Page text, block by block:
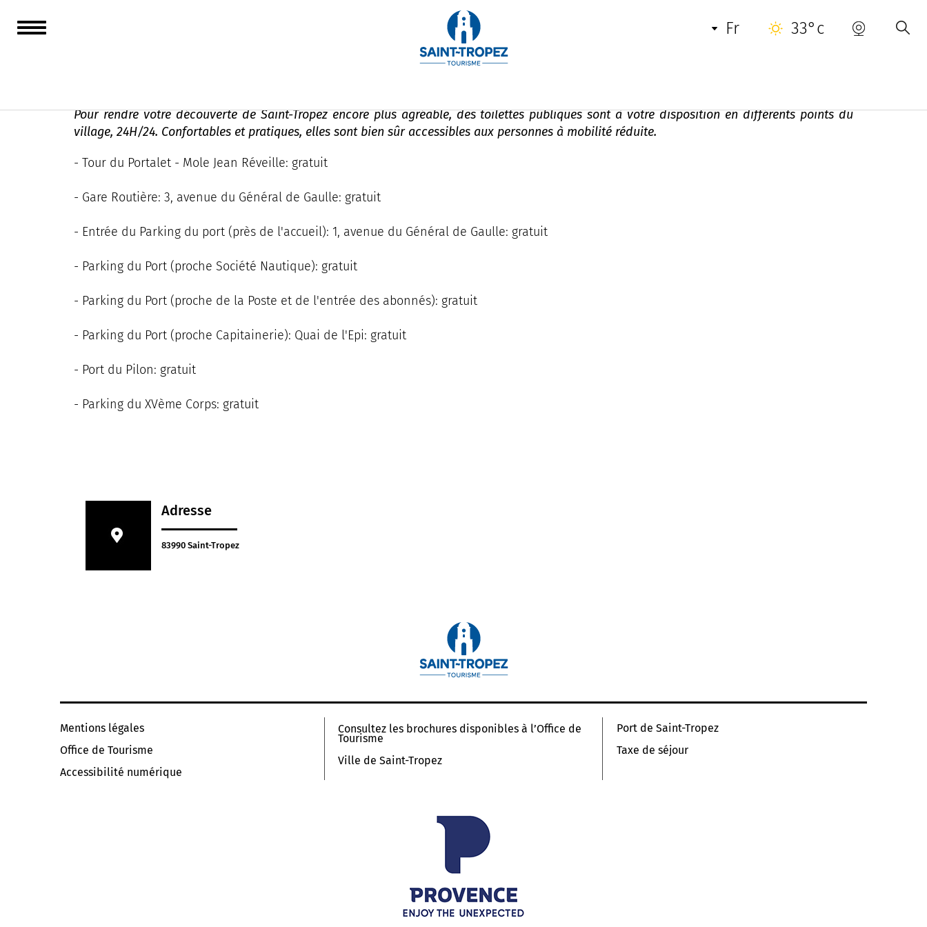
fr 33°c
Pour rendre votre découverte de Saint-Tropez encore plus agréable, des toilettes publiques sont à votre disposition en différents points du
village, 24H/24. Confortables et pratiques, elles sont bien sûr accessibles aux personnes à mobilité réduite.
- Tour du Portalet - Mole Jean Réveille: gratuit
- Gare Routière: 3, avenue du Général de Gaulle: gratuit
- Entrée du Parking du port (près de l'accueil): 1, avenue du Général de Gaulle: gratuit
- Parking du Port (proche Société Nautique): gratuit
- Parking du Port (proche de la Poste et de l'entrée des abonnés): gratuit
- Parking du Port (proche Capitainerie): Quai de l'Epi: gratuit
- Port du Pilon: gratuit
- Parking du XVème Corps: gratuit
Adresse
83990 Saint-Tropez
Mentions légales
Office de Tourisme
Accessibilité numérique
Consultez les brochures disponibles à l’Office de
Tourisme
Ville de Saint-Tropez
Port de Saint-Tropez
Taxe de séjour